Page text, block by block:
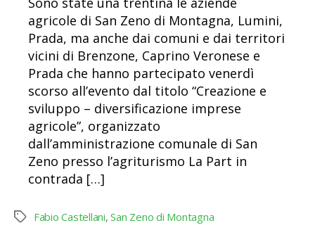
agricole di San Zeno di Montagna, Lumini,
Prada, ma anche dai comuni e dai territori
vicini di Brenzone, Caprino Veronese e
Prada che hanno partecipato venerdì
scorso all’evento dal titolo “Creazione e
sviluppo – diversificazione imprese
agricole”, organizzato
dall’amministrazione comunale di San
Zeno presso l’agriturismo La Part in
contrada […]
Tag Fabio Castellani,San Zeno di Montagna